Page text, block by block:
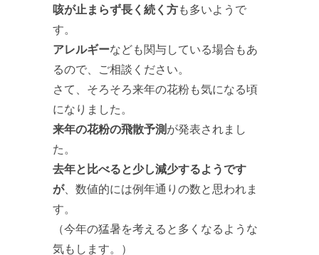
咳が止まらず長く続く方も多いようで
す。
アレルギーなども関与している場合もあ
るので、ご相談ください。
さて、そろそろ来年の花粉も気になる頃
になりました。
来年の花粉の飛散予測 が発表されまし
た。
去年と比べると少し減少するようです
が、数値的には例年通りの数と思われま
す。
（今年の猛暑を考えると多くなるような
気もします。）